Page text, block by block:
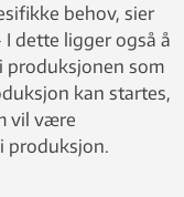
behov, sier
I dette ligger også å
produksjonen som
kan startes,
vil være
produksjon.